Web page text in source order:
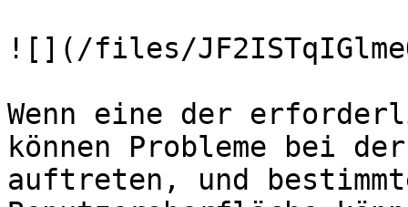
![](/files/
Wenn eine der
können Probleme bei der
auftreten, und